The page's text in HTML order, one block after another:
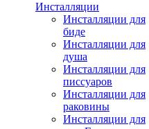
Инсталляции
Инсталляции для
биде
Инсталляции для
душа
Инсталляции для
писсуаров
Инсталляции для
раковины
Инсталляции для